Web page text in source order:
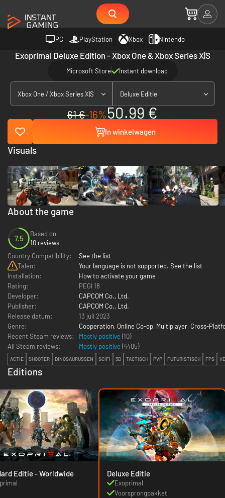
PC PlayStation Xbox Nintendo
Exoprimal Deluxe Edition - Xbox One & Xbox Series X|S
Microsoft Store Instant download
Xbox One / Xbox Series X|S Deluxe Editie
61 €-16%50.99 €
In winkelwagen
About the game
7.5
Based on
10 reviews
Country Compatibility:
See the list
Talen:
Your language is not supported. See the list
Installation:
How to activate your game
Rating:
PEGI 18
Developer:
CAPCOM Co., Ltd.
Publisher:
CAPCOM Co., Ltd.
Release datum:
13 juli 2023
Genre:
Cooperation, Online Co-op, Multiplayer, Cross-
Recent Steam reviews:
Mostly positive (10)
All Steam reviews:
Mostly positive (4405)
ACTIE SHOOTER DINOSAURUSSEN SCIFI 3D TACTISCH PVP FUTURISTISCH FPS
Editions
Standard Editie - Worldwide Deluxe Editie
Exoprimal
Voorsprongpakket
Visuals